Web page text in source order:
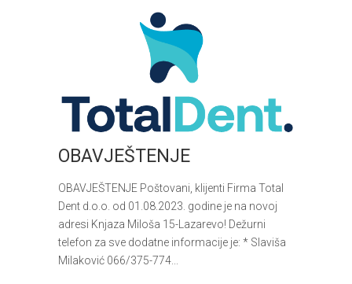
OBAVJEŠTENJE
OBAVJEŠTENJE Poštovani, klijenti Firma Total
Dent d.o.o. od 01.08.2023. godine je na novoj
adresi Knjaza Miloša 15-Lazarevo! Dežurni
telefon za sve dodatne informacije je: * Slaviša
Milaković 066/375-774...